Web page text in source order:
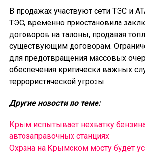
В продажах участвуют сети ТЭС и
ТЭС, временно приостановила
договоров на талоны, продавая
существующим договорам.
для предотвращения массовых
обеспечения критически важных
террористической угрозы.
Другие новости по теме:
Крым испытывает нехватку
автозаправочных станциях
Охрана на Крымском мосту будет